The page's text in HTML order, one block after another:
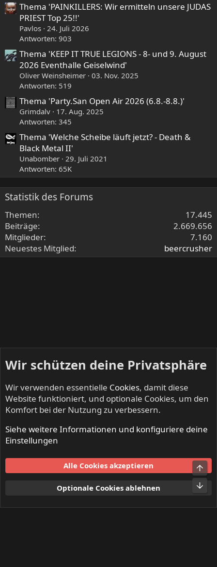
Thema 'PAINKILLERS: Wir ermitteln unsere JUDAS
PRIEST Top 25!!'
Pavlos
24. Juli 2026
Antworten: 903
Thema 'KEEP IT TRUE LEGIONS - 8- und 9. August
2026 Eventhalle Geiselwind'
Oliver Weinsheimer 03. Nov. 2025
Antworten: 519
Thema 'Party.San Open Air 2026 (6.8.-8.8.)'
Grimdalv
17. Aug. 2025
Antworten: 345
Thema 'Welche Scheibe läuft jetzt? - Death &
Black Metal II'
Unabomber
29. Juli 2021
Antworten: 65K
Statistik des Forums
Themen
17.445
Beiträge
2.669.656
Mitglieder
7.160
Neuestes Mitglied
beercrusher
Startseite
Nutzungsbedingungen
Datenschutz
S
Wir schützen deine Privatsphäre
Wir verwenden essentielle Cookies, damit diese
Website funktioniert, und optionale Cookies, um den
Komfort bei der Nutzung zu verbessern.
Siehe weitere Informationen und konfiguriere deine
Einstellungen
Alle Cookies akzeptieren
Optionale Cookies ablehnen